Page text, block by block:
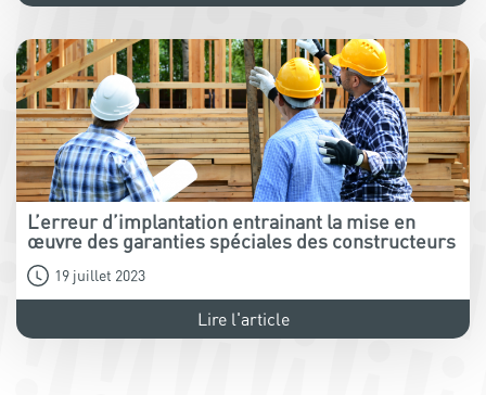
L’erreur d’implantation entrainant la mise en
œuvre des garanties spéciales des constructeurs
19 juillet 2023
Lire l'article